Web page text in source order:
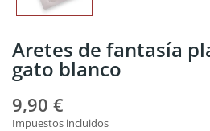
Aretes de fantasía
gato blanco
9,90 €
Impuestos incluidos